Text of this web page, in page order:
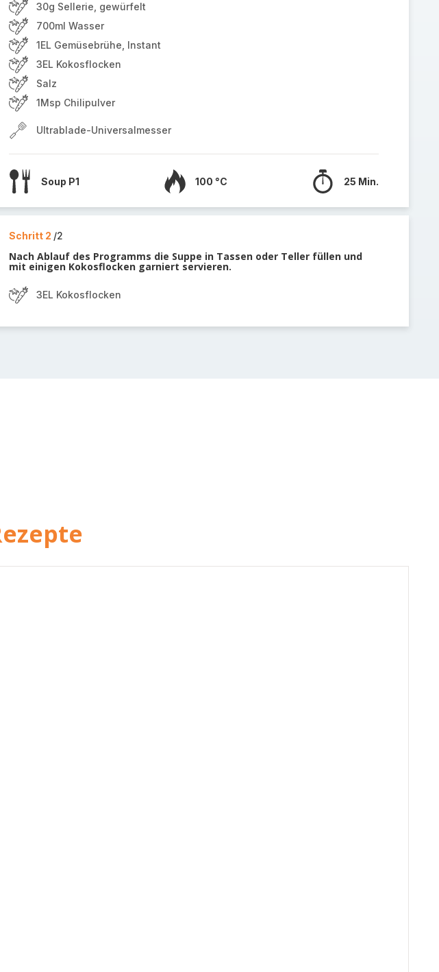
30g Sellerie, gewürfelt
700ml Wasser
1EL Gemüsebrühe, Instant
3EL Kokosflocken
Salz
1Msp Chilipulver
Ultrablade-Universalmesser
Soup P1 100 °C 25 Min.
Schritt 2 /2
Nach Ablauf des Programms die Suppe in Tassen oder Teller füllen und
mit einigen Kokosflocken garniert servieren.
3EL Kokosflocken